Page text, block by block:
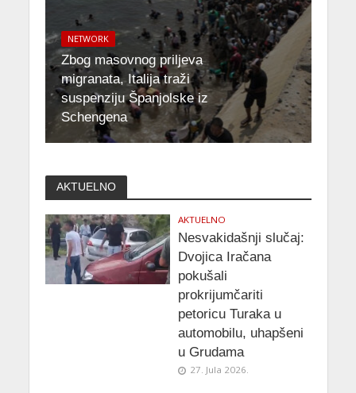
NETWORK
Zbog masovnog priljeva
migranata, Italija traži
suspenziju Španjolske iz
Schengena
AKTUELNO
AKTUELNO
Nesvakidašnji slučaj:
Dvojica Iračana
pokušali
prokrijumčariti
petoricu Turaka u
automobilu, uhapšeni
u Grudama
27. Jula 2026.